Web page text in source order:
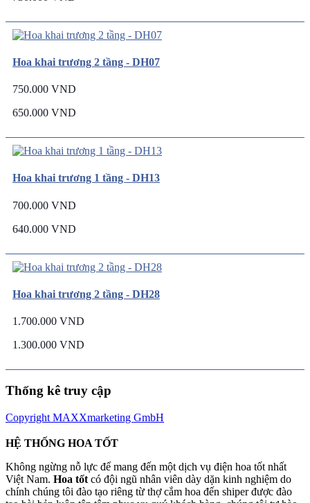
Hoa khai trương 2 tầng - DH07
750.000 VND
650.000 VND
Hoa khai trương 1 tầng - DH13
700.000 VND
640.000 VND
Hoa khai trương 2 tầng - DH28
1.700.000 VND
1.300.000 VND
Thống kê truy cập
Copyright MAXXmarketing GmbH
HỆ THỐNG HOA TỐT
Không ngừng nỗ lực để mang đến một dịch vụ điện hoa tốt nhất
Việt Nam. Hoa tốt có đội ngũ nhân viên dày dặn kinh nghiệm do
chính chúng tôi đào tạo riêng từ thợ cắm hoa đến shiper được đào